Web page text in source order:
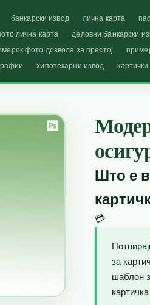
банкарски извод лична карта
лична карта деловни банкарски
фото дозвола за престој
хипотекарни извод
Што е
💳
за
шаблон